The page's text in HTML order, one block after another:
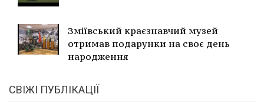
Зміївський краєзнавчий музей
отримав подарунки на своє день
народження
СВІЖІ ПУБЛІКАЦІЇ